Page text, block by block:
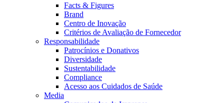
Facts & Figures
Brand
Centro de Inovação
Critérios de Avaliação de Fornecedor
Responsabilidade
Patrocínios e Donativos
Diversidade
Sustentabilidade
Compliance
Acesso aos Cuidados de Saúde
Media